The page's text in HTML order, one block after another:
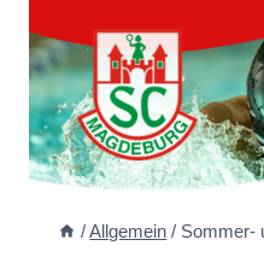
Inhalt
springen
/Allgemein / Sommer-